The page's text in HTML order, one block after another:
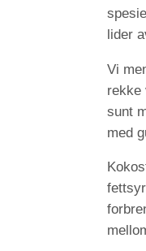
lider
Vi
rekke
sunt
med